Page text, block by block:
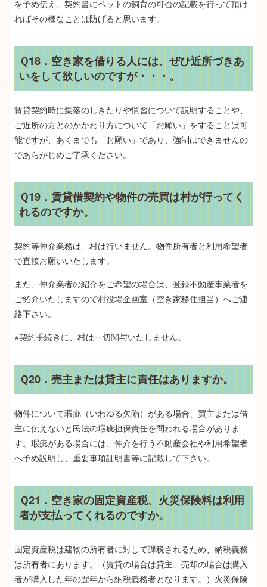
を予め伝え、契約書にペットの飼育の可否の記載を行って頂け
ればその様なことは防げると思います。
Ｑ18．空き家を借りる人には、ぜひ近所づきあ
いをして欲しいのですが・・・。
賃貸契約時に集落のしきたりや慣習について説明することや、
ご近所の方とのかかわり方について「お願い」をすることは可
能ですが、あくまでも「お願い」であり、強制はできませんの
であらかじめご了承ください。
Ｑ19．賃貸借契約や物件の売買は村が行ってく
れるのですか。
契約等仲介業務は、村は行いません。物件所有者と利用希望者
で直接お願いいたします。
また、仲介業者の紹介をご希望の場合は、登録不動産事業者を
ご紹介いたしますので村役場企画室（空き家移住担当）へご連
絡下さい。
※契約手続きに、村は一切関与いたしません。
Ｑ20．売主または貸主に責任はありますか。
物件について瑕疵（いわゆる欠陥）がある場合、買主または借
主に伝えないと民法の瑕疵担保責任を問われる場合がありま
す。瑕疵がある場合には、仲介を行う不動産会社や利用希望者
へ予め説明し、重要事項証明書等に記載して下さい。
Ｑ21．空き家の固定資産税、火災保険料は利用
者が支払ってくれるのですか。
固定資産税は建物の所有者に対して課税されるため、納税義務
は所有者にあります。（賃貸の場合は貸主、売却の場合は購入
者が購入した年の翌年から納税義務者となります。）火災保険